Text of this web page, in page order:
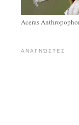
Aceras
ΑΝΑΓΝΏΣΤΕΣ